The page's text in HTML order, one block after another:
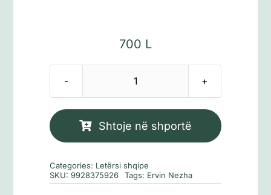
700 L
Sasi
që
Shtoje në shportë
Categories: Letërsi shqipe
SKU:9928375926 Tags: Ervin Nezha